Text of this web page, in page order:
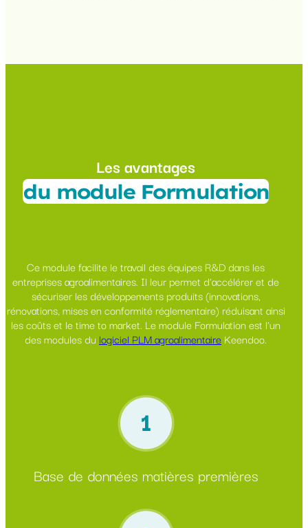
Les avantages
du module Formulation
Ce module facilite le travail des équipes R&D dans les
entreprises agroalimentaires. Il leur permet d’accélérer et de
sécuriser les développements produits (innovations,
rénovations, mises en conformité réglementaire) réduisant ainsi
les coûts et le time to market. Le module Formulation est l’un
des modules du logiciel PLM agroalimentaire Keendoo.
Base de données matières premières